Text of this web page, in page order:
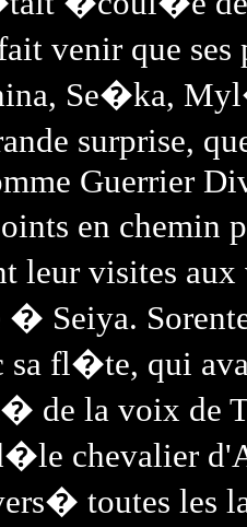
venir que
Se�ka,
surprise,
Guerrier
en chemin
leur visites
� Seiya.
sa fl�te, qui
la voix de
chevalier
toutes les